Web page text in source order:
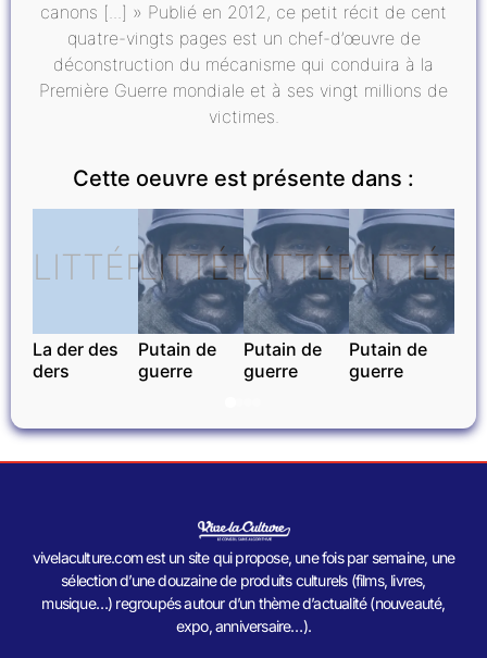
canons [...] » Publié en 2012, ce petit récit de cent
quatre-vingts pages est un chef-d’œuvre de
déconstruction du mécanisme qui conduira à la
Première Guerre mondiale et à ses vingt millions de
victimes.
Cette oeuvre est présente dans :
LITTÉRATURE
La der des
ders
LITTÉRATURE
Putain de
guerre
LITTÉRATURE
Putain de
guerre
Putain de
guerre
vivelaculture.com est un site qui propose, une fois par semaine, une
sélection d’une douzaine de produits culturels (films, livres,
musique…) regroupés autour d’un thème d’actualité (nouveauté,
expo, anniversaire…).